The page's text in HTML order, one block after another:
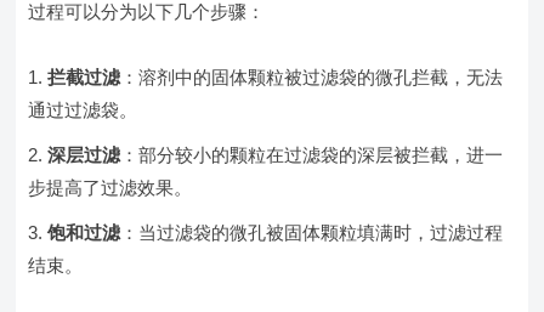
过程可以分为以下几个步骤：
拦截过滤 ：溶剂中的固体颗粒被过滤袋的微孔拦截，无法
通过过滤袋。
深层过滤 ：部分较小的颗粒在过滤袋的深层被拦截，进一
步提高了过滤效果。
饱和过滤 ：当过滤袋的微孔被固体颗粒填满时，过滤过程
结束。